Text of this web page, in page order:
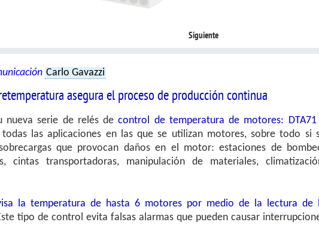
Siguiente
Carlo Gavazzi
asegura el proceso de producción continua
nueva serie de relés decontrol de temperatura de motores:
todas las aplicaciones en las que se utilizan motores, sobre todo si
que provocan daños en el motor: estaciones de
cintas transportadoras, manipulación de materiales,
la temperatura de hasta 6 motores por medio de la lectura de
tipo de control evita falsas alarmas que pueden causar